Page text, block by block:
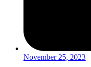
November 25, 2023